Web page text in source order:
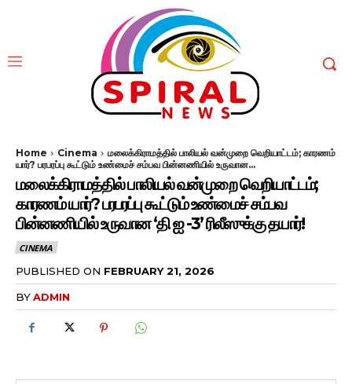
Home Cinema
மலைக்கிராமத்தில் பாலியல் வன்முறை வெறியாட்டம்; காரணம்
யார்? பரபரப்பு கூட்டும் உண்மைச் சம்பவ பின்னணியில் உருவான...
மலைக்கிராமத்தில் பாலியல் வன்முறை வெறியாட்டம்;
காரணம் யார்? பரபரப்பு கூட்டும் உண்மைச் சம்பவ
பின்னணியில் உருவான ‘தி ஐ -3’ ரிலீஸுக்கு தயார்!
CINEMA
PUBLISHED ON FEBRUARY 21, 2026
BYADMIN